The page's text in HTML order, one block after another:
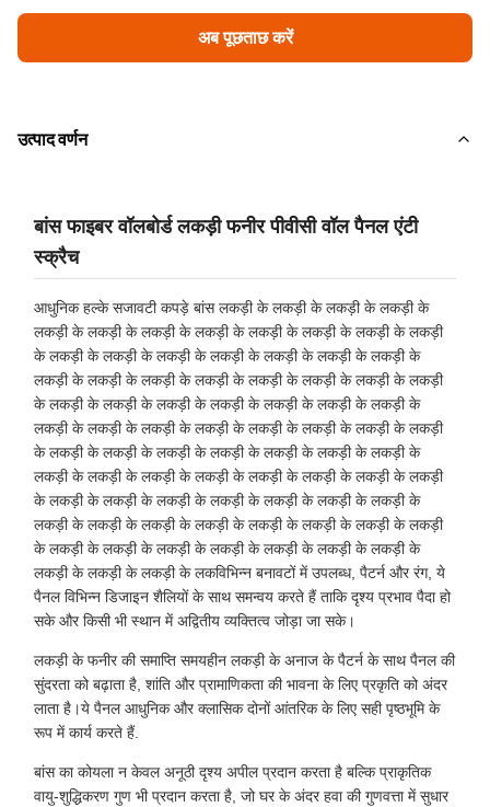
अब पूछताछ करें
उत्पाद वर्णन
बांस फाइबर वॉलबोर्ड लकड़ी फनीर पीवीसी वॉल पैनल एंटी
स्क्रैच
आधुनिक हल्के सजावटी कपड़े बांस लकड़ी के लकड़ी के लकड़ी के लकड़ी के
लकड़ी के लकड़ी के लकड़ी के लकड़ी के लकड़ी के लकड़ी के लकड़ी के लकड़ी
के लकड़ी के लकड़ी के लकड़ी के लकड़ी के लकड़ी के लकड़ी के लकड़ी के
लकड़ी के लकड़ी के लकड़ी के लकड़ी के लकड़ी के लकड़ी के लकड़ी के लकड़ी
के लकड़ी के लकड़ी के लकड़ी के लकड़ी के लकड़ी के लकड़ी के लकड़ी के
लकड़ी के लकड़ी के लकड़ी के लकड़ी के लकड़ी के लकड़ी के लकड़ी के लकड़ी
के लकड़ी के लकड़ी के लकड़ी के लकड़ी के लकड़ी के लकड़ी के लकड़ी के
लकड़ी के लकड़ी के लकड़ी के लकड़ी के लकड़ी के लकड़ी के लकड़ी के लकड़ी
के लकड़ी के लकड़ी के लकड़ी के लकड़ी के लकड़ी के लकड़ी के लकड़ी के
लकड़ी के लकड़ी के लकड़ी के लकड़ी के लकड़ी के लकड़ी के लकड़ी के लकड़ी
के लकड़ी के लकड़ी के लकड़ी के लकड़ी के लकड़ी के लकड़ी के लकड़ी के
लकड़ी के लकड़ी के लकड़ी के लकविभिन्न बनावटों में उपलब्ध, पैटर्न और रंग, ये
पैनल विभिन्न डिजाइन शैलियों के साथ समन्वय करते हैं ताकि दृश्य प्रभाव पैदा हो
सके और किसी भी स्थान में अद्वितीय व्यक्तित्व जोड़ा जा सके।
लकड़ी के फनीर की समाप्ति समयहीन लकड़ी के अनाज के पैटर्न के साथ पैनल की
सुंदरता को बढ़ाता है, शांति और प्रामाणिकता की भावना के लिए प्रकृति को अंदर
लाता है।ये पैनल आधुनिक और क्लासिक दोनों आंतरिक के लिए सही पृष्ठभूमि के
रूप में कार्य करते हैं.
बांस का कोयला न केवल अनूठी दृश्य अपील प्रदान करता है बल्कि प्राकृतिक
वायु-शुद्धिकरण गुण भी प्रदान करता है, जो घर के अंदर हवा की गुणवत्ता में सुधार